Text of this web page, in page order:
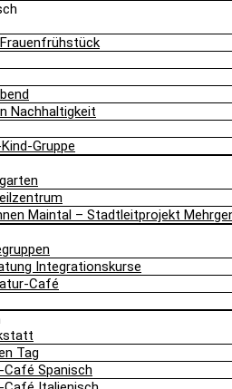
Nachhaltigkeit
Gruppe
Maintal – Stadtleitprojekt
Integrationskurse
Café
Tag
Spanisch